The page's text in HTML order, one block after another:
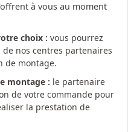
à vous au moment
choix : vous pourrez
nos centres partenaires
de montage.
montage : le partenaire
de votre commande pour
la prestation de